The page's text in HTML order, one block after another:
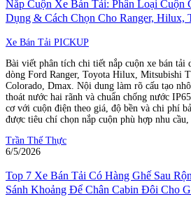
Nắp Cuộn Xe Bán Tải: Phân Loại Cuộn
Dụng & Cách Chọn Cho Ranger, Hilux,
Xe Bán Tải PICKUP
Bài viết phân tích chi tiết nắp cuộn xe bán tải
dòng Ford Ranger, Toyota Hilux, Mitsubishi
Colorado, Dmax. Nội dung làm rõ cấu tạo
thoát nước hai rãnh và chuẩn chống nước
cơ với cuộn điện theo giá, độ bền và chi phí
được tiêu chí chọn nắp cuộn phù hợp nhu cầu,
Trần Thế Thực
6/5/2026
Top 7 Xe Bán Tải Có Hàng Ghế Sau
Sánh Khoảng Để Chân Cabin Đôi Cho